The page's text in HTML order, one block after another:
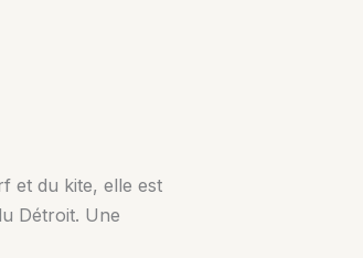
et du kite, elle est
Détroit. Une